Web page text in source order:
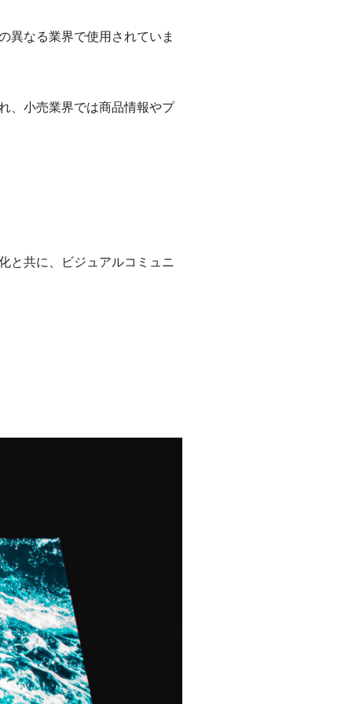
異なる業界で使用されていま
、小売業界では商品情報やプ
と共に、ビジュアルコミュニ